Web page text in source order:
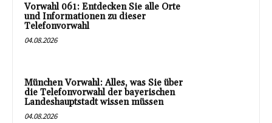
Vorwahl 061: Entdecken Sie alle Orte
und Informationen zu dieser
Telefonvorwahl
04.08.2026
München Vorwahl: Alles, was Sie über
die Telefonvorwahl der bayerischen
Landeshauptstadt wissen müssen
04.08.2026